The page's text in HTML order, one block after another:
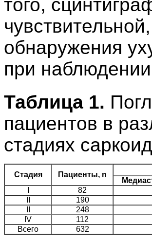
того,
обнаружения
при
Таблица 1.
пациентов в
стадиях
Стадия Пациенты, n
82
190
248
IV
112
Всего
632